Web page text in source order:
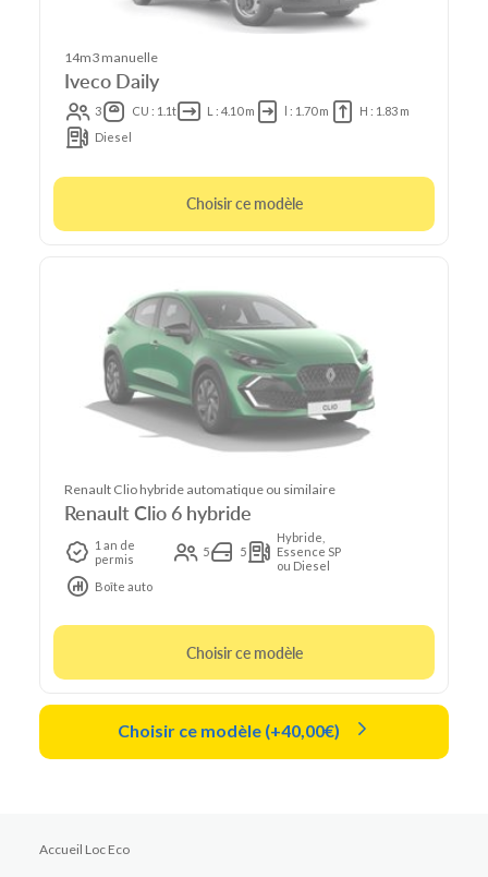
14m3 manuelle
Iveco Daily
3 CU : 1.1t L : 4.10 m l : 1.70 m
H : 1.83 m
Diesel
Choisir ce modèle
Renault Clio hybride automatique ou similaire
Renault Clio 6 hybride
1 an de
permis
5 5
Hybride,
Essence SP
ou Diesel
Boîte auto
Choisir ce modèle
Choisir ce modèle (+40,00€)
Accueil Loc Eco